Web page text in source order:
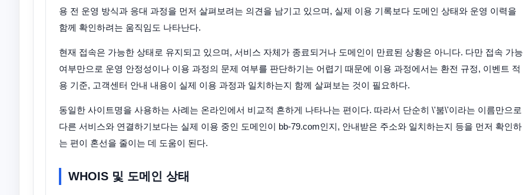
용 전 운영 방식과 응대 과정을 먼저 살펴보려는 의견을 남기고 있으며, 실제 이용 기록보다 도메인 상태와 운영 이력을
함께 확인하려는 움직임도 나타난다.
현재 접속은 가능한 상태로 유지되고 있으며, 서비스 자체가 종료되거나 도메인이 만료된 상황은 아니다. 다만 접속 가능
여부만으로 운영 안정성이나 이용 과정의 문제 여부를 판단하기는 어렵기 때문에 이용 과정에서는 환전 규정, 이벤트 적
용 기준, 고객센터 안내 내용이 실제 이용 과정과 일치하는지 함께 살펴보는 것이 필요하다.
동일한 사이트명을 사용하는 사례는 온라인에서 비교적 흔하게 나타나는 편이다. 따라서 단순히 \'붐\'이라는 이름만으로
다른 서비스와 연결하기보다는 실제 이용 중인 도메인이 bb-79.com인지, 안내받은 주소와 일치하는지 등을 먼저 확인하
는 편이 혼선을 줄이는 데 도움이 된다.
WHOIS 및 도메인 상태